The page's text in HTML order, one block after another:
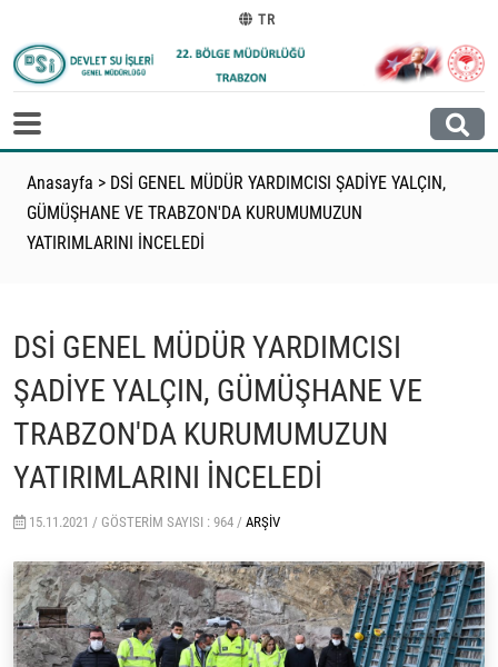
TR
Anasayfa > DSİ GENEL MÜDÜR YARDIMCISI ŞADİYE YALÇIN,
GÜMÜŞHANE VE TRABZON'DA KURUMUMUZUN
YATIRIMLARINI İNCELEDİ
DSİ GENEL MÜDÜR YARDIMCISI
ŞADİYE YALÇIN, GÜMÜŞHANE VE
TRABZON'DA KURUMUMUZUN
YATIRIMLARINI İNCELEDİ
15.11.2021 / GÖSTERIM SAYISI : 964 / ARŞIV